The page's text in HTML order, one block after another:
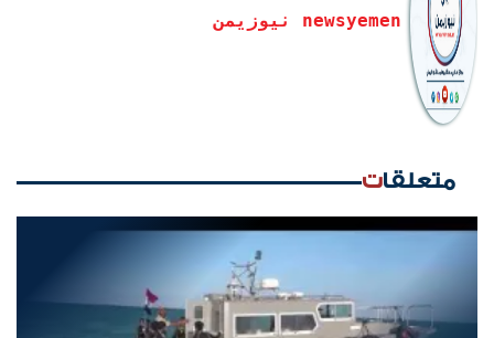
newsyemen نيوزيمن
متعلقات